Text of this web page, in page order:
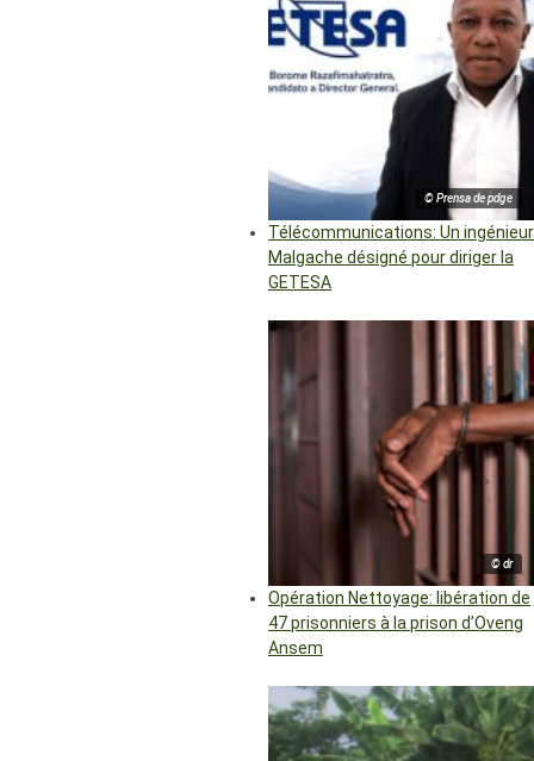
© Prensa de pdge
Télécommunications: Un ingénieur
Malgache désigné pour diriger la
GETESA
© dr
Opération Nettoyage: libération de
47 prisonniers à la prison d’Oveng
Ansem